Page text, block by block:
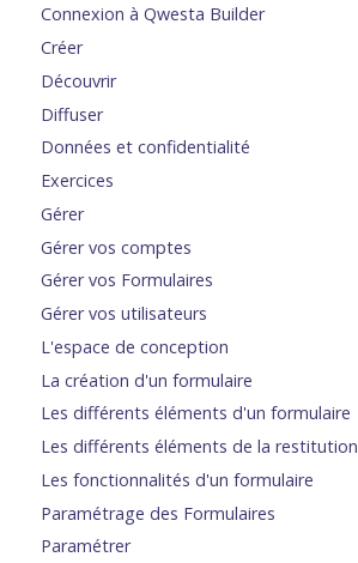
Connexion à Qwesta Builder
Créer
Découvrir
Diffuser
Données et confidentialité
Exercices
Gérer
Gérer vos comptes
Gérer vos Formulaires
Gérer vos utilisateurs
L'espace de conception
La création d'un formulaire
Les différents éléments d'un formulaire
Les différents éléments de la restitution
Les fonctionnalités d'un formulaire
Paramétrage des Formulaires
Paramétrer